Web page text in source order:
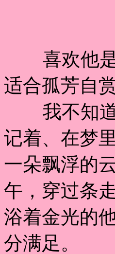
喜欢他是
适合孤芳自
我不知道
记着、在梦
一朵飘浮的
午，穿过条
浴着金光的
分满足。